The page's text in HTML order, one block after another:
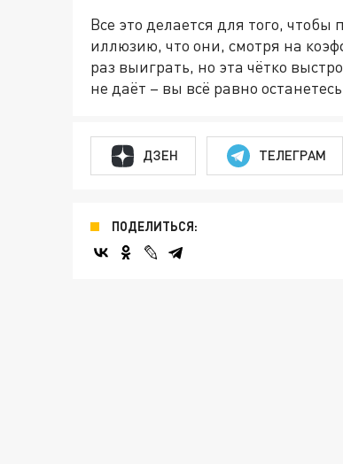
Все это делается для того, чтобы
иллюзию, что они, смотря на
раз выиграть, но эта чётко
не даёт – вы всё равно
ДЗЕН ТЕЛЕГРАМ
ПОДЕЛИТЬСЯ: